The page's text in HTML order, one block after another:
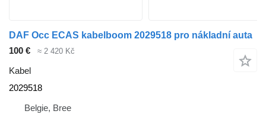
DAF Occ ECAS kabelboom 2029518 pro nákladní auta
100 €
≈ 2 420 Kč
Kabel
2029518
Belgie, Bree